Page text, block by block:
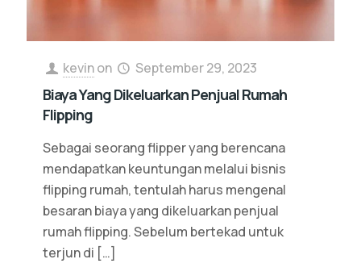
kevinon September 29, 2023
Biaya Yang Dikeluarkan Penjual Rumah
Flipping
Sebagai seorang flipper yang berencana
mendapatkan keuntungan melalui bisnis
flipping rumah, tentulah harus mengenal
besaran biaya yang dikeluarkan penjual
rumah flipping. Sebelum bertekad untuk
terjun di […]